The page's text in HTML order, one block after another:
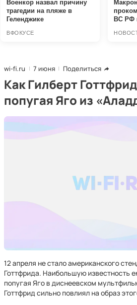
wi-fi.ru 7 июня Поделиться
Как Гилберт
попугая Яго из
12 апреля не стало американского
Готтфрида. Наибольшую известность
попугая Яго в диснеевском
Готтфрид сильно повлиял на образ